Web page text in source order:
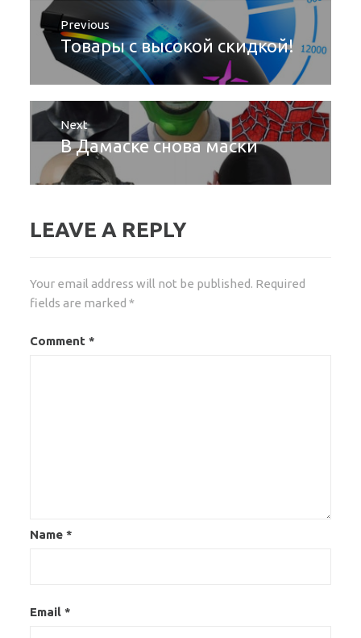
Post
navigation
Previous
Previous
post:
Товары с высокой скидкой!
Next
Next
post:
В Дамаске снова маски
LEAVE A REPLY
Your email address will not be published. Required
fields are marked*
Comment*
Name*
Email*